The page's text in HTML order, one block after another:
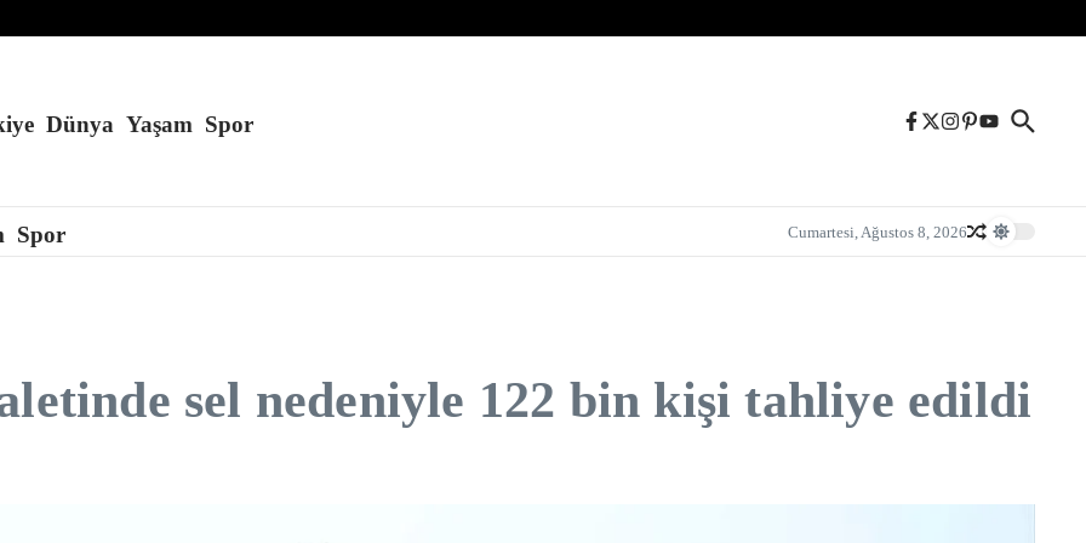
Dünya Yaşam Spor
Spor Cumartesi, Ağustos 8, 2026
sel nedeniyle 122 bin kişi tahliye edildi